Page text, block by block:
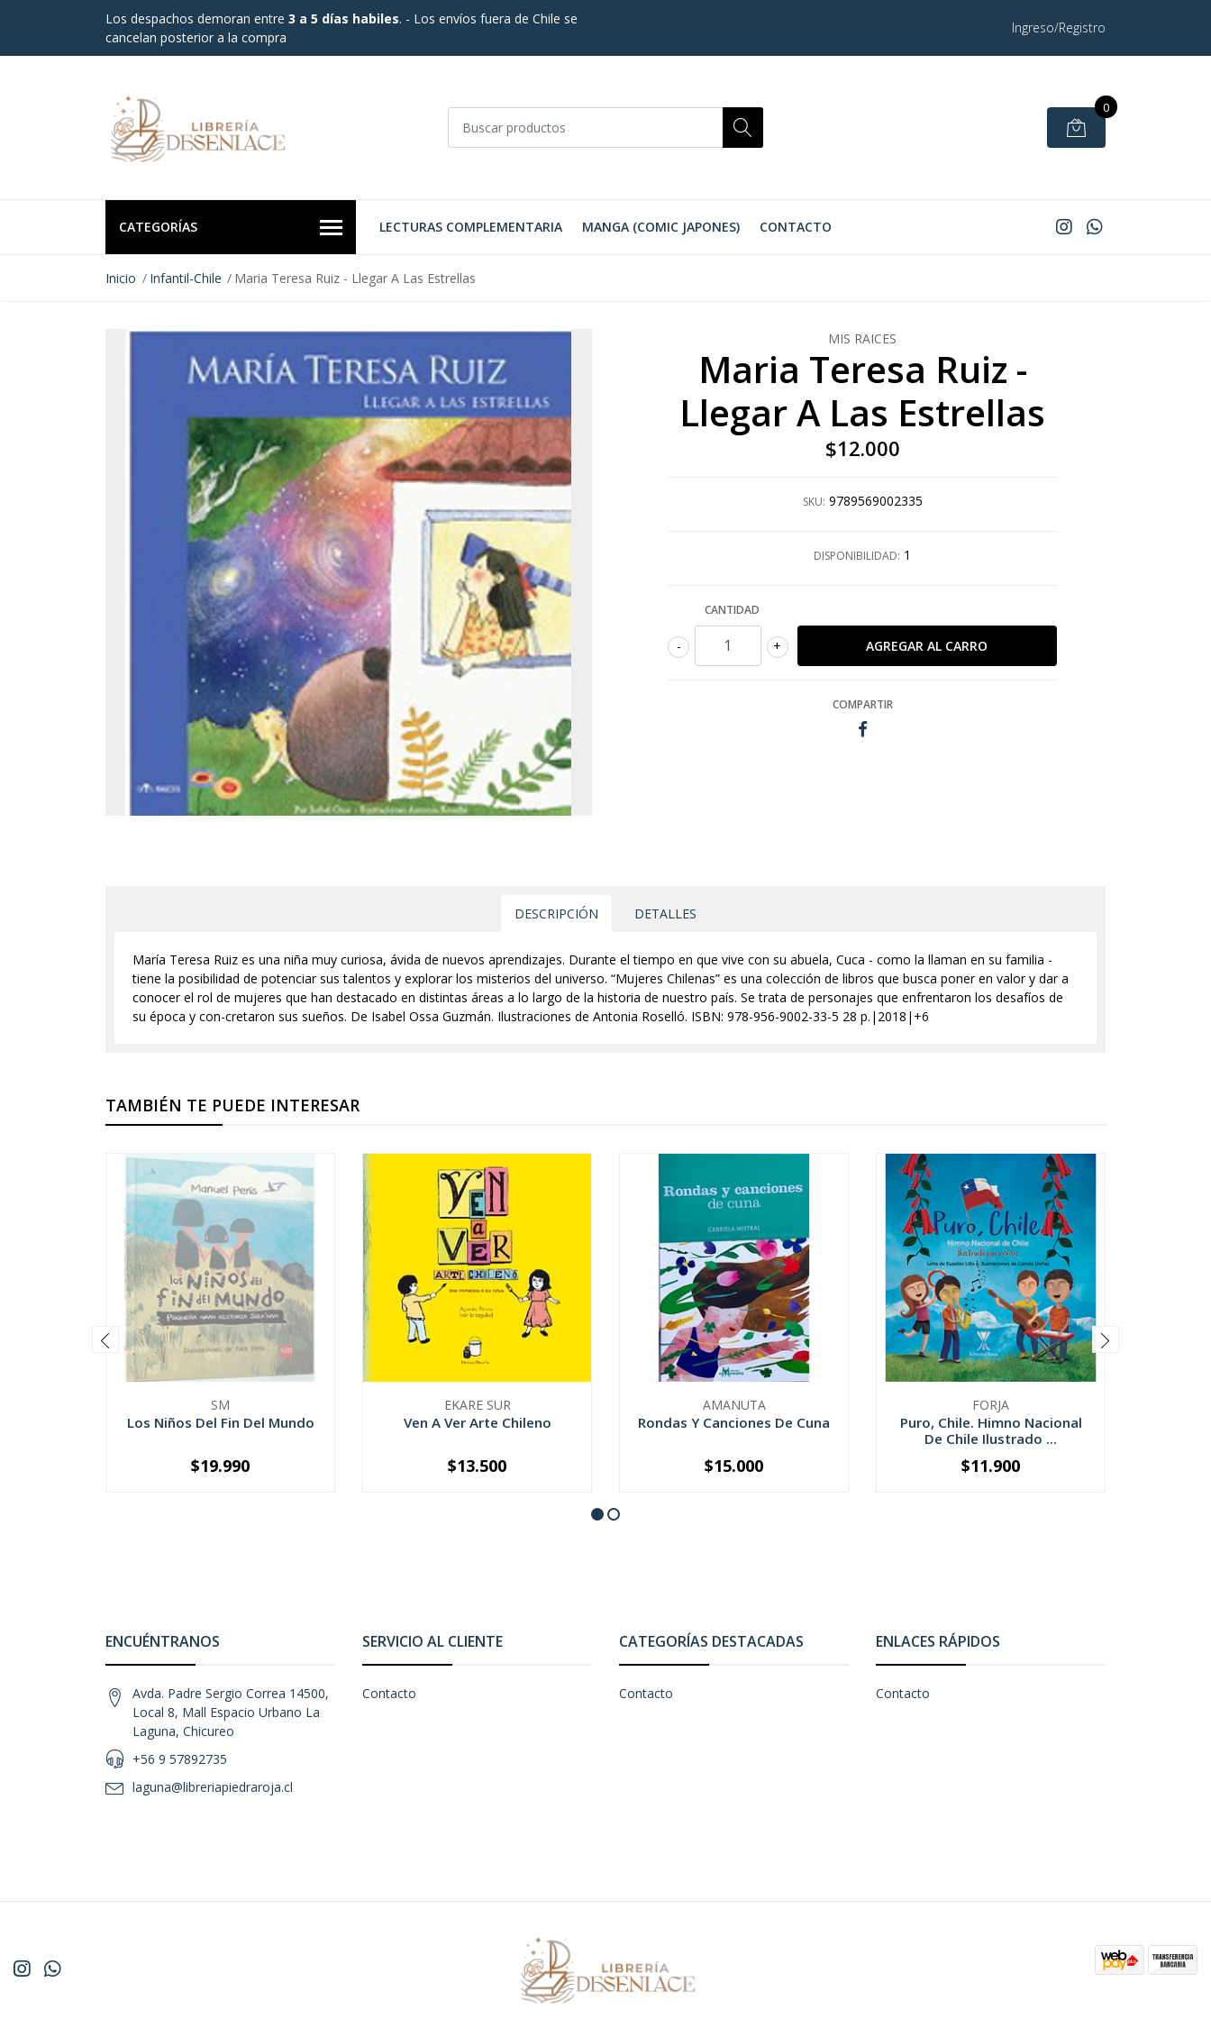
Los despachos demoran entre 3 a 5 días habiles. - Los envíos fuera de Chile se
cancelan posterior a la compra
Ingreso/Registro
0
CATEGORÍAS LECTURAS COMPLEMENTARIA MANGA (COMIC JAPONES) CONTACTO
Inicio Infantil-Chile Maria Teresa Ruiz - Llegar A Las Estrellas
MIS RAICES
Maria Teresa Ruiz -
Llegar A Las Estrellas
$12.000
SKU: 9789569002335
DISPONIBILIDAD: 1
CANTIDAD
+
-
COMPARTIR
DESCRIPCIÓN DETALLES
María Teresa Ruiz es una niña muy curiosa, ávida de nuevos aprendizajes. Durante el tiempo en que vive con su abuela, Cuca - como la llaman en su familia -
tiene la posibilidad de potenciar sus talentos y explorar los misterios del universo. “Mujeres Chilenas” es una colección de libros que busca poner en valor y dar a
conocer el rol de mujeres que han destacado en distintas áreas a lo largo de la historia de nuestro país. Se trata de personajes que enfrentaron los desafíos de
su época y con-cretaron sus sueños. De Isabel Ossa Guzmán. Ilustraciones de Antonia Roselló. ISBN: 978-956-9002-33-5 28 p.|2018|+6
TAMBIÉN TE PUEDE INTERESAR
SM
Los Niños Del Fin Del Mundo
SOLD OUT
$19.990
EKARE SUR
Ven A Ver Arte Chileno
+
$13.500
AMANUTA
Rondas Y Canciones De Cuna
+
$15.000
FORJA
Puro, Chile. Himno Nacional
De Chile Ilustrado ...
+
$11.900
ENCUÉNTRANOS
Avda. Padre Sergio Correa 14500,
Local 8, Mall Espacio Urbano La
Laguna, Chicureo
+56 9 57892735
laguna@libreriapiedraroja.cl
SERVICIO AL CLIENTE
Contacto
CATEGORÍAS DESTACADAS
Contacto
ENLACES RÁPIDOS
Contacto